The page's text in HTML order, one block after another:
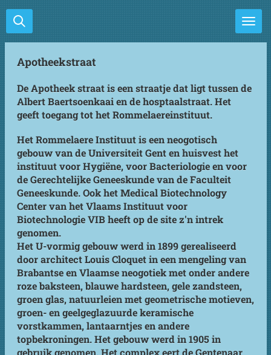
Ga
direct
naar
hoofdinhoud
Apotheekstraat
De Apotheek straat is een straatje dat ligt tussen de
Albert Baertsoenkaai en de hosptaalstraat. Het
geeft toegang tot het Rommelaereinstituut.
Het Rommelaere Instituut is een neogotisch
gebouw van de Universiteit Gent en huisvest het
instituut voor Hygiëne, voor Bacteriologie en voor
de Gerechtelijke Geneeskunde van de Faculteit
Geneeskunde. Ook het Medical Biotechnology
Center van het Vlaams Instituut voor
Biotechnologie VIB heeft op de site z'n intrek
genomen.
Het U-vormig gebouw werd in 1899 gerealiseerd
door architect Louis Cloquet in een mengeling van
Brabantse en Vlaamse neogotiek met onder andere
roze baksteen, blauwe hardsteen, gele zandsteen,
groen glas, natuurleien met geometrische motieven,
groen- en geelgeglazuurde keramische
vorstkammen, lantaarntjes en andere
topbekroningen. Het gebouw werd in 1905 in
gebruik genomen. Het complex eert de Gentenaar